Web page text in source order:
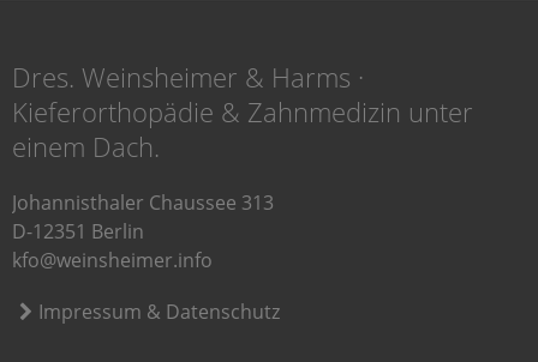
Dres. Weinsheimer & Harms ·
Kieferorthopädie & Zahnmedizin unter
einem Dach.
Johannisthaler Chaussee 313
D-12351 Berlin
kfo@weinsheimer.info
Impressum & Datenschutz